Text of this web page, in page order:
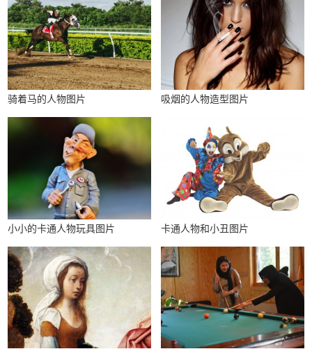
骑着马的人物图片 吸烟的人物造型图片
小小的卡通人物玩具图片 卡通人物和小丑图片